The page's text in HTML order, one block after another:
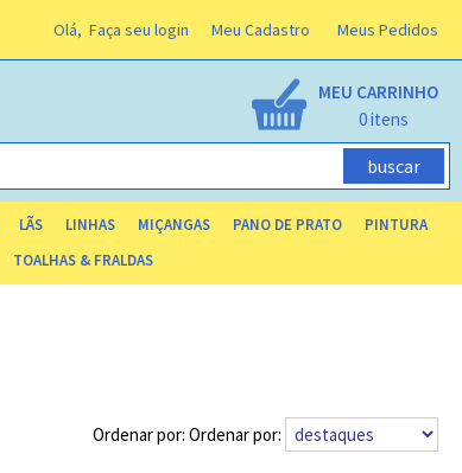
Olá, Faça seu login Meu Cadastro Meus Pedidos
MEU CARRINHO
LÃS LINHAS MIÇANGAS PANO DE PRATO
PINTURA
TOALHAS & FRALDAS
0
Ordenar por: